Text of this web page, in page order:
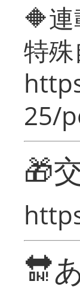
🔶
特
25/
🎁
🔛